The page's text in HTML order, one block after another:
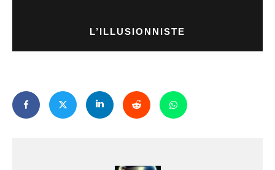
L’ILLUSIONNISTE